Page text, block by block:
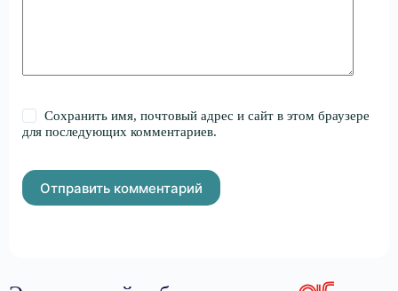
Сохранить имя, почтовый адрес и сайт в этом браузере
для последующих комментариев.
Отправить комментарий